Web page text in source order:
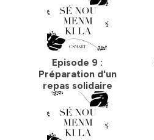
Episode 9 :
Préparation d'un
repas solidaire